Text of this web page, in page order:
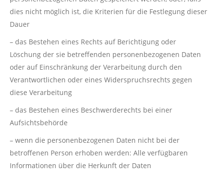
dies nicht möglich ist, die Kriterien für die Festlegung dieser
Dauer
– das Bestehen eines Rechts auf Berichtigung oder
Löschung der sie betreffenden personenbezogenen Daten
oder auf Einschränkung der Verarbeitung durch den
Verantwortlichen oder eines Widerspruchsrechts gegen
diese Verarbeitung
– das Bestehen eines Beschwerderechts bei einer
Aufsichtsbehörde
– wenn die personenbezogenen Daten nicht bei der
betroffenen Person erhoben werden: Alle verfügbaren
Informationen über die Herkunft der Daten